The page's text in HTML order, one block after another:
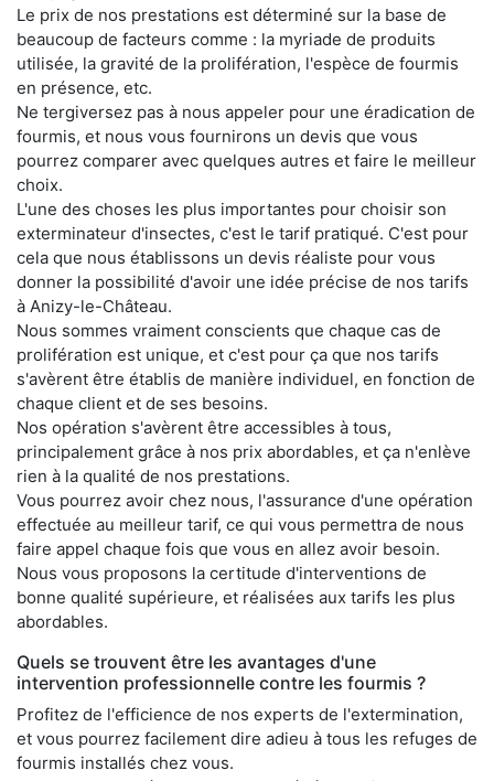
Le prix de nos prestations est déterminé sur la base de
beaucoup de facteurs comme : la myriade de produits
utilisée, la gravité de la prolifération, l'espèce de fourmis
en présence, etc.
Ne tergiversez pas à nous appeler pour une éradication de
fourmis, et nous vous fournirons un devis que vous
pourrez comparer avec quelques autres et faire le meilleur
choix.
L'une des choses les plus importantes pour choisir son
exterminateur d'insectes, c'est le tarif pratiqué. C'est pour
cela que nous établissons un devis réaliste pour vous
donner la possibilité d'avoir une idée précise de nos tarifs
à Anizy-le-Château.
Nous sommes vraiment conscients que chaque cas de
prolifération est unique, et c'est pour ça que nos tarifs
s'avèrent être établis de manière individuel, en fonction de
chaque client et de ses besoins.
Nos opération s'avèrent être accessibles à tous,
principalement grâce à nos prix abordables, et ça n'enlève
rien à la qualité de nos prestations.
Vous pourrez avoir chez nous, l'assurance d'une opération
effectuée au meilleur tarif, ce qui vous permettra de nous
faire appel chaque fois que vous en allez avoir besoin.
Nous vous proposons la certitude d'interventions de
bonne qualité supérieure, et réalisées aux tarifs les plus
abordables.
Quels se trouvent être les avantages d'une
intervention professionnelle contre les fourmis ?
Profitez de l'efficience de nos experts de l'extermination,
et vous pourrez facilement dire adieu à tous les refuges de
fourmis installés chez vous.